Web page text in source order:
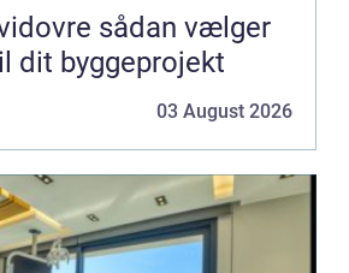
vælger
dit byggeprojekt
03 August 2026